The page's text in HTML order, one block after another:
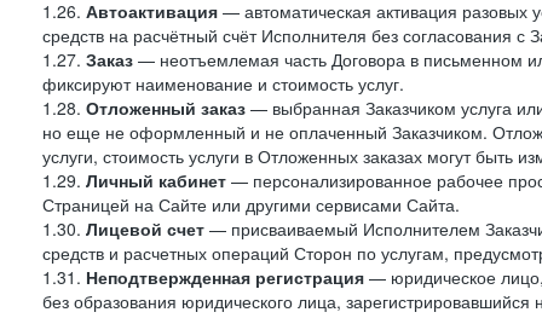
1.26. Автоактивация — автоматическая активация разовых
средств на расчётный счёт Исполнителя без согласования с
1.27. Заказ — неотъемлемая часть Договора в письменном
фиксируют наименование и стоимость услуг.
1.28. Отложенный заказ — выбранная Заказчиком услуга
но еще не оформленный и не оплаченный Заказчиком.
услуги, стоимость услуги в Отложенных заказах могут
1.29. Личный кабинет — персонализированное рабочее
Страницей на Сайте или другими сервисами Сайта.
1.30. Лицевой счет — присваиваемый Исполнителем
средств и расчетных операций Сторон по услугам,
1.31. Неподтвержденная регистрация — юридическое
без образования юридического лица,